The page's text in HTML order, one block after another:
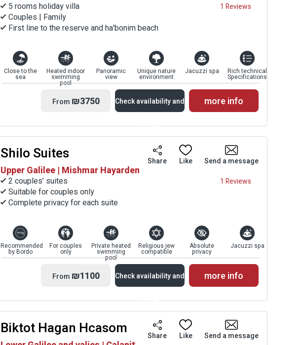
1 Reviews
5 rooms holiday villa
Couples | Family
First line to the reserve and ha'bonim beach
Close to the
sea
Heated indoor
swimming
pool
Panoramic
view
Unique nature
environment
Jacuzzi spa Rich technical
Specifications
From ₪3750 Check availability and
prices
Availability and
more info
Shilo Suites
Upper Galilee | Mishmar Hayarden
1 Reviews
2 couples’ suites
Suitable for couples only
Complete privacy for each suite
Share Like Send a message
Recommended
by Bordo
For couples
only
Private heated
swimming
pool
Religious jew
compatible
Absolute
privacy
Jacuzzi spa
From ₪1100 Check availability and
prices
Availability and
more info
Biktot Hagan Hcasom Share Like Send a message